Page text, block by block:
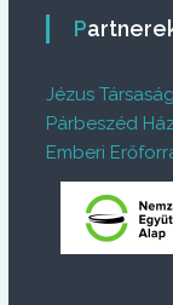
Jézus
Párbeszéd
Emberi